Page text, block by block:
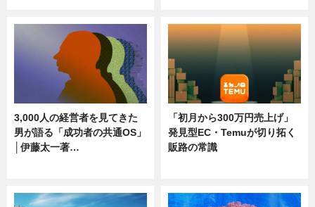
3,000人の経営者を見てきた
男が語る「成功者の共通OS」
│伊藤太一著…
「初月から300万円売上げ」
発見型EC・Temuが切り拓く
販路の常識